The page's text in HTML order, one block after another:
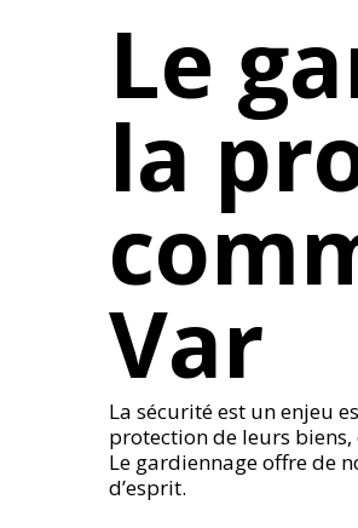
Le
la
Var
La sécurité est un enjeu
protection de leurs
Le gardiennage offre de
d’esprit.